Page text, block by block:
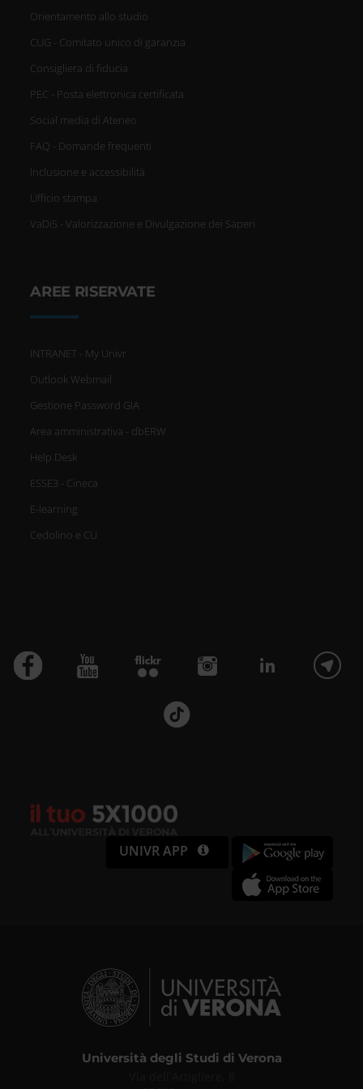
Orientamento allo studio
CUG - Comitato unico di garanzia
Consigliera di fiducia
PEC - Posta elettronica certificata
Social media di Ateneo
FAQ - Domande frequenti
Inclusione e accessibilità
Ufficio stampa
VaDiS - Valorizzazione e Divulgazione dei Saperi
AREE RISERVATE
INTRANET - My Univr
Outlook Webmail
Gestione Password GIA
Area amministrativa - dbERW
Help Desk
ESSE3 - Cineca
E-learning
Cedolino e CU
UNIVR APP
Università degli Studi di Verona